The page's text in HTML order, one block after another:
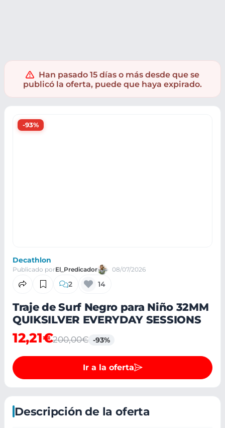
Han pasado 15 días o más desde que se
publicó la oferta, puede que haya expirado.
-93%
Decathlon
Publicado porEl_Predicador 08/07/2026
2 14
Traje de Surf Negro para Niño 32MM
QUIKSILVER EVERYDAY SESSIONS
12,21€200,00€ -93%
Ir a la oferta
Descripción de la oferta